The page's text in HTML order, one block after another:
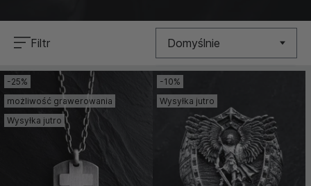
Filtr Domyślnie
Nowość
Cena (Niska >
Wysoka)
Cena (Wysoka >
Niska)
-25%
możliwość grawerowania
Wysyłka jutro
-10%
Wysyłka jutro